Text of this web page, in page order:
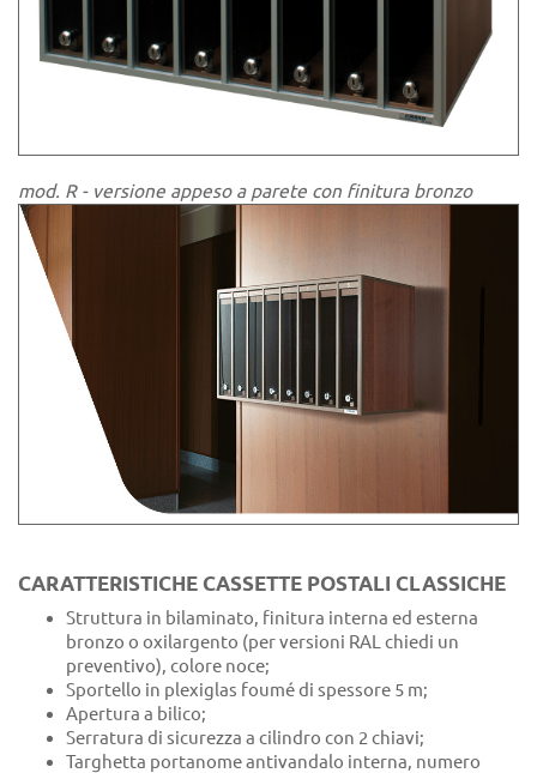
mod. R - versione appeso a parete con finitura bronzo
CARATTERISTICHE CASSETTE POSTALI CLASSICHE
Struttura in bilaminato, finitura interna ed esterna
bronzo o oxilargento (per versioni RAL chiedi un
preventivo), colore noce;
Sportello in plexiglas foumé di spessore 5 m;
Apertura a bilico;
Serratura di sicurezza a cilindro con 2 chiavi;
Targhetta portanome antivandalo interna, numero